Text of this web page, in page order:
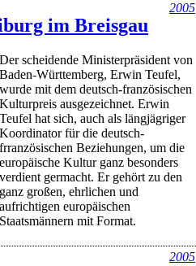
2005
im Breisgau
Der scheidende Ministerpräsident von
Baden-Württemberg, Erwin Teufel,
wurde mit dem deutsch-französischen
Kulturpreis ausgezeichnet. Erwin
Teufel hat sich, auch als längjägriger
Koordinator für die deutsch-
frranzösischen Beziehungen, um die
europäische Kultur ganz besonders
verdient germacht. Er gehört zu den
ganz großen, ehrlichen und
aufrichtigen europäischen
Staatsmännern mit Format.
2005